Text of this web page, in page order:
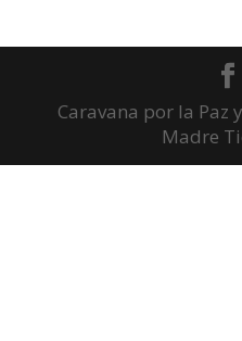
Caravana por la Paz
Madre